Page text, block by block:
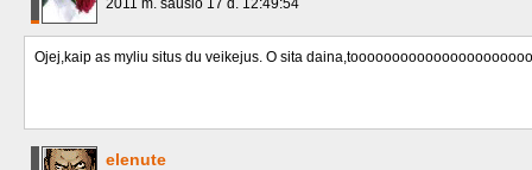
2011 m. sausio 17 d. 12:49:54
Ojej,kaip as myliu situs du veikejus. O sita
elenute